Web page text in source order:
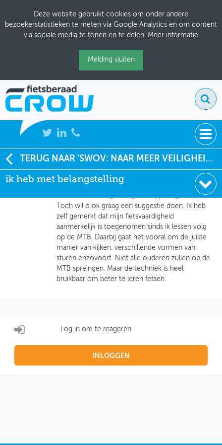
Deze website gebruikt cookies om onder andere
bezoekerstatistieken te meten via Google Analytics en om content
via sociale media te tonen en te delen. Meer informatie
Melding sluiten
NIEUWS
BIJEENKOMSTEN
KENNISBANK
ADRESSENBOEK
OVER FIETSBERAAD
THEMASITES
MIJN PROFIEL
TERUG NAAR 'SWOV: NAAR MEER VEILIGHEID VOOR OUDERE FIETSERS'
ik heb met belangstelling
Jos van Nuenen, Fietsersbond
12-05-2021 om 16:52
ik heb met belangstelling het rapport gelezen.
Toch wil o ok graag een suggestie doen. Ik heb
zelf gemerkt dat mijn fietsvaardigheid
aanmerkelijk is toegenomen sinds ik lessen volg
op de MTB. Daarbij gaat het vooral om de juiste
manier van kijken. verschillende vormen van
sturen enzovoort. Niet alle ouderen zullen op de
MTB spreingen. Maar de techniek is heel
bruikbaar om beter te leren fetsen.
Log in om te reageren
INLOGGEN